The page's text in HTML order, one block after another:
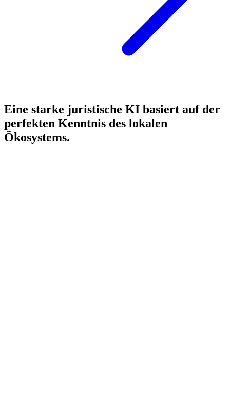
Eine starke juristische KI basiert auf der
perfekten Kenntnis des lokalen
Ökosystems.